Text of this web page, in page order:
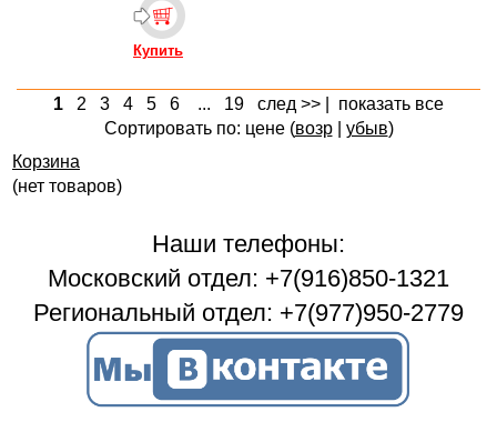
Купить
1 2 3 4 5 6 ... 19 след >>
показать все
Сортировать по: цене (возр| убыв)
Корзина
(нет товаров)
Наши телефоны:
Московский отдел: +7(916)850-1321
Региональный отдел: +7(977)950-2779